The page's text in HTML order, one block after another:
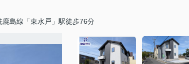
鹿島線「東水戸」駅徒歩76分